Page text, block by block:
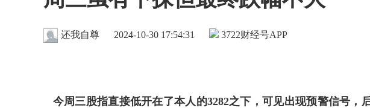
财经号APP
还我自尊 2024-10-30 17:54:31 3722
今周三股指直接低开在了本人的3282之下，可见出现预警信号，